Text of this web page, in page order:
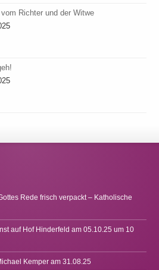
Richter und der Witwe
Rede frisch verpackt – Katholische
auf Hof Hinderfeld am 05.10.25 um 10
Kemper am 31.08.25